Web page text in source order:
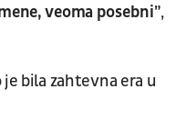
veoma posebni”,
bila zahtevna era u